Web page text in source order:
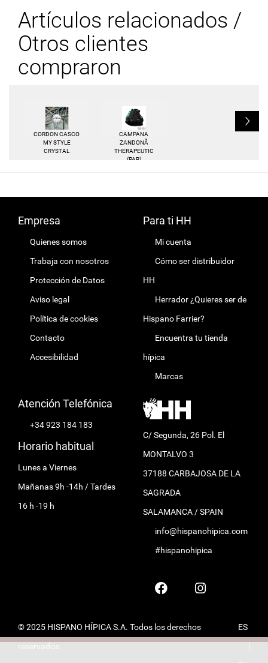
Artículos relacionados /
Otros clientes
compraron
CORDON CASCO
MY STYLE
CRYSTAL
CAMPANA
ZANDONÃ
THERAPEUTIC
(PAR)
L
Empresa
Quienes somos
Trabaja con nosotros
Protección de Datos
Aviso legal
Política de cookies
Contacto
Accesibilidad
Para ti HH
Mi cuenta
Cómo ser distribuidor
HH
Herrador ¿Quieres ser de
Hispano Farrier?
Encuentra tu tienda
hípica
Marcas
Atención Telefónica
+34 923 184 183
Horario habitual
Lunes a Viernes
Mañanas 9h -14h / Tardes
16 h -19 h
C/ Segunda, 26 Pol. El
MONTALVO 3
37188 CARBAJOSA DE LA
SAGRADA
SALAMANCA / SPAIN
info@hispanohipica.com
#hispanohipica
© 2025 HISPANO HÍPICA S.A. Todos los derechos
reservados.
ES